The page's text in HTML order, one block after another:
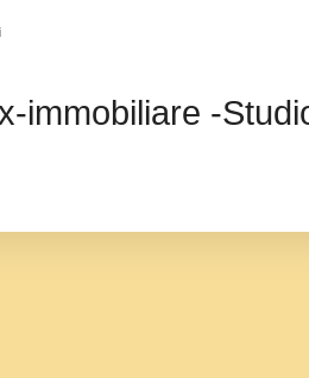
immobiliare -